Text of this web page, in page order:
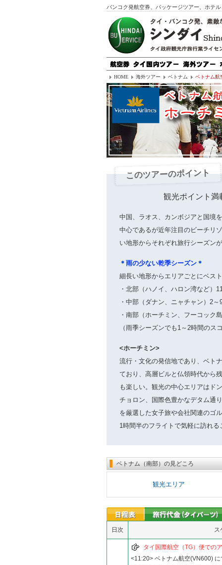
バンコク発航空券、パッケージツアー、ホテ
HOME 海外ツアー ベトナム ベトナム航
このツアーのポイント
観光ポイント満
中国、ラオス、カンボジアと国境
中心であるが近年注目のビーチリ
い地形からそれぞれ旅行シーズン
＊雨の少ない乾季シーズン＊
細長い地形からエリアごとにベス
・北部（ハノイ、ハロン湾など）
・中部（ダナン、ニャチャン）2～
・南部（ホーチミン、フーコック
（雨季シーズンでも1～2時間のス
<ホーチミン>
流行・文化の発信地であり、ベト
ており、高層ビルと仏領時代から
も楽しい。観光の中心エリアはド
チョロン、国際色豊かなデタム通
を厳選した女子旅や会社関連のゴ
1時間半のフライトで気軽に訪れ
ベトナム（南部）の見どころ
観光エリア
日次 ス
タイ国際航空（TG）便での
<11:20> ベトナム航空(VN600)